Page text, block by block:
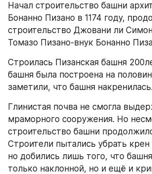
Начал строительство башни
Бонанно Пизано в 1174 году,
строительство Джовани ли
Томазо Пизано-внук Бонанно
Строилась Пизанская башня
башня была построена на
заметили, что башня накренилась.
Глинистая почва не смогла
мраморного сооружения. Но
строительство башни
Строители пытались убрать крен
но добились лишь того, что
только наклонной, но и ещё и